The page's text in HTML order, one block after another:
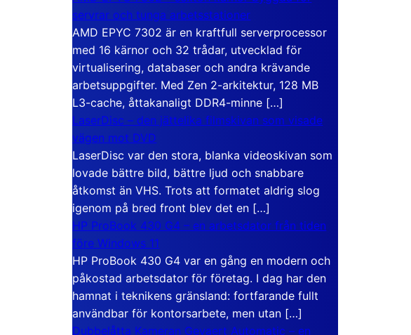
servrar och tunga arbetsstationer
AMD EPYC 7302 är en kraftfull serverprocessor
med 16 kärnor och 32 trådar, utvecklad för
virtualisering, databaser och andra krävande
arbetsuppgifter. Med Zen 2-arkitektur, 128 MB
L3-cache, åttakanaligt DDR4-minne […]
LaserDisc – den jättelika filmskivan som visade
vägen mot DVD
LaserDisc var den stora, blanka videoskivan som
lovade bättre bild, bättre ljud och snabbare
åtkomst än VHS. Trots att formatet aldrig slog
igenom på bred front blev det en […]
HP ProBook 430 G4 – en arbetsdator från tiden
före Windows 11
HP ProBook 430 G4 var en gång en modern och
påkostad arbetsdator för företag. I dag har den
hamnat i teknikens gränsland: fortfarande fullt
användbar för kontorsarbete, men utan […]
Dubbelåtta Kameran Gevaert Automatic – en